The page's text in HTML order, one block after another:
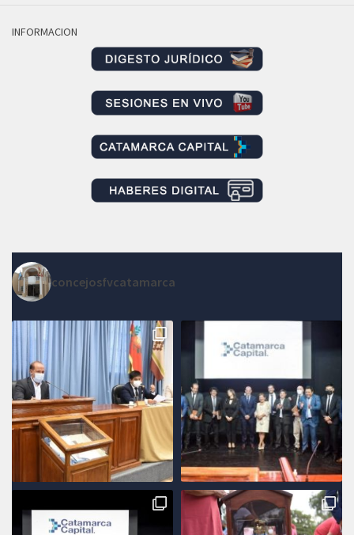
INFORMACION
concejosfvcatamarca